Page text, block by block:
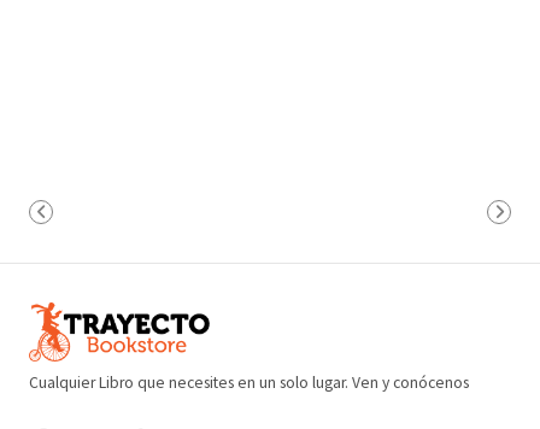
Cualquier Libro que necesites en un solo lugar. Ven y conócenos